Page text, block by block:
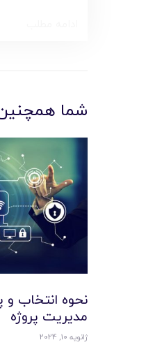
شما
نحوه انتخاب و
مدیریت پروژه
ژانویه 10, 2024